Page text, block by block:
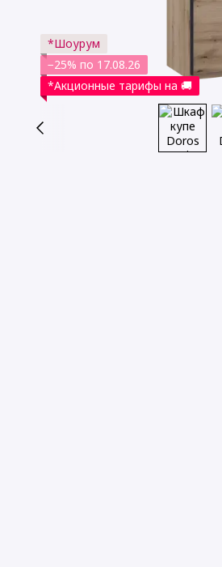
*Шоурум
−25% по 17.08.26
*Акционные тарифы на 🚚